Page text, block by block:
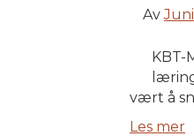
Av
KBT-
vært å
Les mer